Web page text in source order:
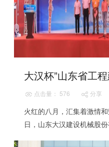
点击量： 576 分享
火红的八月，汇集着激情
日，山东大汉建设机械股